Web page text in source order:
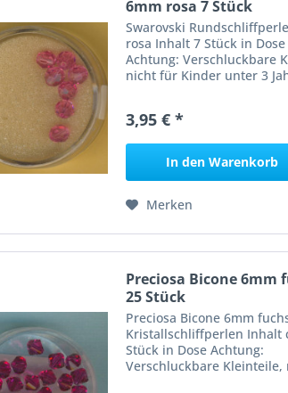
6mm rosa 7 Stück
Swarovski
rosa Inhalt 7 Stück in Dose
Achtung: Verschluckbare
nicht für Kinder unter 3
3,95 € *
In den Warenkorb
Merken
Preciosa Bicone 6mm
25 Stück
Preciosa Bicone 6mm
Kristallschliffperlen Inhalt
Stück in Dose Achtung:
Verschluckbare